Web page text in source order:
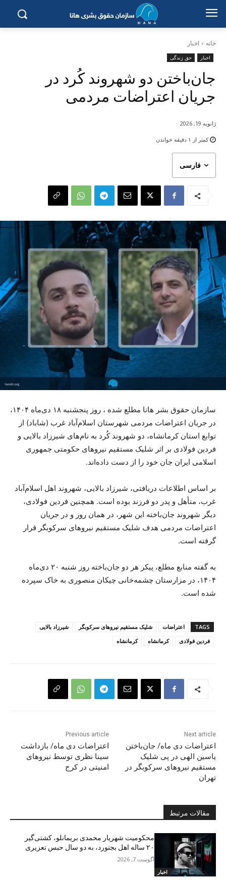
خانه اخبار
اخبار حق زندگی
جان‌باختن دو شهروند کُرد در
جریان اعتراضات مردمی
فارسی
کمتر از ۱ دقیقه خواندن
ژانویه 19, 2026
سازمان حقوق بشر هانا مطلع شده ، روز پنجشنبه ۱۸ دی‌ماه ۱۴۰۴،
در جریان اعتراضات مردمی شهرستان اسلام‌آباد غرب (شاباد) از
توابع استان کرمانشاه، دو شهروند کُرد به نام‌های شیرزاد بالایی و
فردین فولادی بر اثر شلیک مستقیم نیروهای حکومتی جمهوری
اسلامی ایران جان خود را از دست داده‌اند.
بر اساس اطلاعات دریافتی، شیرزاد بالایی، شهروند اهل اسلام‌آباد
غرب، متأهل و پدر دو فرزند بوده است. همچنین فردین فولادی،
دیگر شهروند جان‌باخته این شهر، در همان روز و در جریان
اعتراضات مردمی هدف شلیک مستقیم نیروهای سرکوبگر قرار
گرفته است.
به گفته منابع مطلع، پیکر هر دو جان‌باخته روز شنبه ۲۰ دی‌ماه
۱۴۰۴، در مزارستان چشمه‌خانی چیکان منصوری به خاک سپرده
شده است.
TAGS اعتراضات شلیک مستقیم نیروهای سرکوبگر
شیرزاد بالایی
فردین فولادی
کرمانشاه کرمانشاە
Previous article
اعتراضات دی ماە/ بازداشت
سینا نظری توسط نیروهای
امنیتی در کرج
Next article
اعتراضات دی ماە/ جان‌باختن
یاسین الهی در پی شلیک
مستقیم نیروهای سرکوبگر در
تهران
مقالات مرتبط
اخبار
محکومیت شهریار محمدی بریمانلو، کشتی‌گیر
۲۰ ساله اهل بجنورد، به دو سال حبس تعزیری
آگوست 7, 2026